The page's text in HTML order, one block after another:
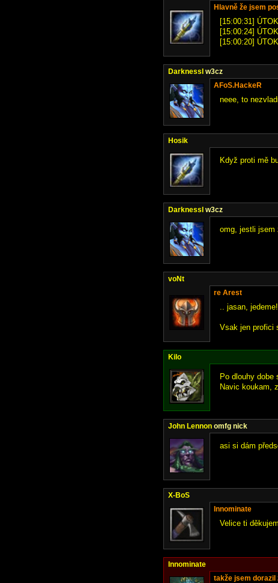
Hlavně že jsem
[15:00:31]
[15:00:24]
[15:00:20]
DarknessI w3cz
AFoS.HackeR
neee, to
Hosik
Když proti mě
DarknessI w3cz
omg, jestli jsem
voNt
re Arest
.. jasan, jedeme!
Vsak jen profici
Kilo
Po dlouhy
Navic koukam,
John Lennon omfg nick
asi si dám
X-BoS
Innominate
Velice ti
Innominate
takže jsem dorazil